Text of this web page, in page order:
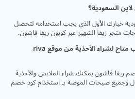
السعودية؟
خيارك الأول الذي يجب استخدامه لتحصل
متجر ريفا الشهير عبر كوبون ريفا فاشون.
هل كود خصم ريفا أول طلب متاح لشراء الأحذية من موقع riva
ريفا فاشون يمكنك شراء الملابس والأحذية
وجميع صيحات الموضة بـ استخدام كود خصم